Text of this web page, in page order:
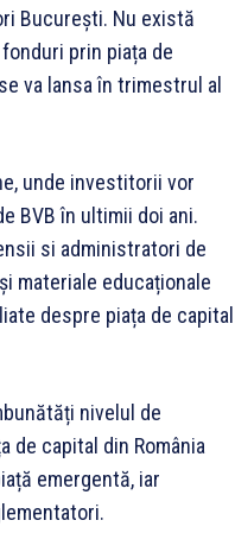
București. Nu există
prin piața de
va lansa în trimestrul al
unde investitorii vor
BVB în ultimii doi ani.
si administratori de
materiale educaționale
despre piața de capital
nivelul de
de capital din România
emergentă, iar